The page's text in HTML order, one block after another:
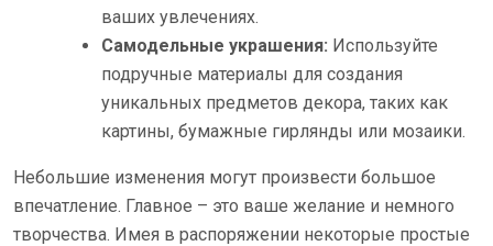
ваших увлечениях.
Самодельные украшения: Используйте
подручные материалы для создания
уникальных предметов декора, таких как
картины, бумажные гирлянды или мозаики.
Небольшие изменения могут произвести большое
впечатление. Главное – это ваше желание и немного
творчества. Имея в распоряжении некоторые простые